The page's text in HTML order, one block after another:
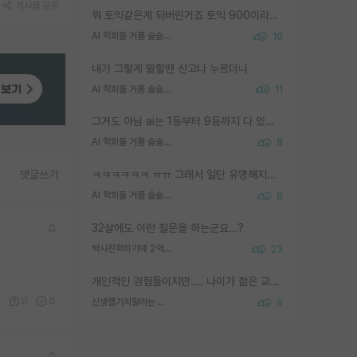
뭐 토익같은게 되버린거죠 토익 900이라고 영어잘하는건 아닙니다만 잘하는사람은 다 900을 넘는 그런
AI 학회들 거품 슬슬 지적이 나오네요 10
내가 그렇게 말할땐 신고나 누르더니
AI 학회들 거품 슬슬 지적이 나오네요 11
그거도 아님 ai는 1등부터 9등까지 다 있음 그거도 없는 사람은 뭐냐 교수가 그냥 못하게 한거 1등급도 교수가 막으면 안됨
AI 학회들 거품 슬슬 지적이 나오네요 8
ㅋㅋㅋㅋㅋㅋ ㅠㅠ 그래서 일단 유명해지는게 중요한거같습니다
AI 학회들 거품 슬슬 지적이 나오네요 8
32살에도 이런 질문을 하는군요...?
박사진학하기에 2억은 괜찮은 (?) 정도의 경제력인가요 23
개인적인 경험들이지만.... 나이가 젊은 교수일수록 꼰대라는 가면을 쓴 채로 무례함을 행동하는 경우가 거의 90% 정도였음. 나이가 어린데 다른 또래들과 달리 명예, 권력, 재력까지 얻었으니 세상 다 가진 기분이겠지. 오히러 나이 든 교수들이 행동과 말을 더 조심하시더라.
신생랩가지말라는 이유가 있었구나 9
댓글쓰기